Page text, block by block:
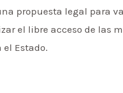
propuesta legal para
el libre acceso de las
Estado.